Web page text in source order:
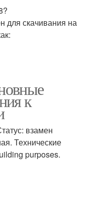
для скачивания на
к
взамен
Технические
purposes.